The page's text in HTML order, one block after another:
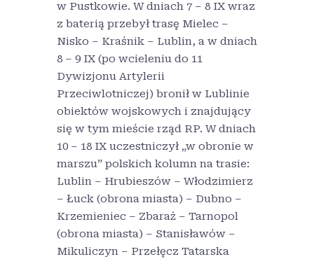
w Pustkowie. W dniach 7 – 8 IX wraz
z baterią przebył trasę Mielec –
Nisko – Kraśnik – Lublin, a w dniach
8 – 9 IX (po wcieleniu do 11
Dywizjonu Artylerii
Przeciwlotniczej) bronił w Lublinie
obiektów wojskowych i znajdujący
się w tym mieście rząd RP. W dniach
10 – 18 IX uczestniczył „w obronie w
marszu” polskich kolumn na trasie:
Lublin – Hrubieszów – Włodzimierz
– Łuck (obrona miasta) – Dubno –
Krzemieniec – Zbaraż – Tarnopol
(obrona miasta) – Stanisławów –
Mikuliczyn – Przełęcz Tatarska